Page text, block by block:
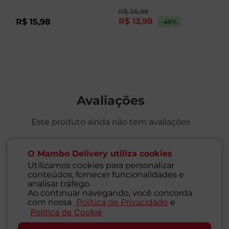
O Mambo Delivery utiliza cookies
Utilizamos cookies para personalizar
conteúdos, fornecer funcionalidades e
analisar tráfego.
Ao continuar navegando, você concorda
com nossa
Politica de Privacidade e
Politica de Cookie
R$ 15,98
R$ 26,98
R$ 13,98 -49%
Avaliações
Este produto ainda não tem avaliações
SEJA O PRIMEIRO A AVALIAR
Perguntas & respostas